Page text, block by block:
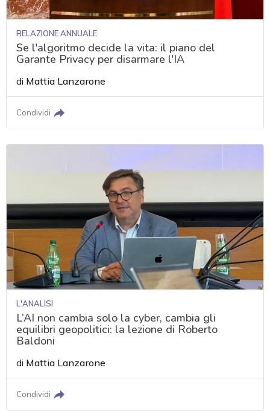
RELAZIONE ANNUALE
Se l'algoritmo decide la vita: il piano del
Garante Privacy per disarmare l'IA
di Mattia Lanzarone
Condividi
L'ANALISI
L’AI non cambia solo la cyber, cambia gli
equilibri geopolitici: la lezione di Roberto
Baldoni
di Mattia Lanzarone
Condividi